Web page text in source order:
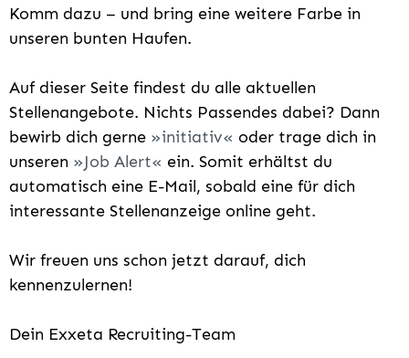
Komm dazu – und bring eine weitere Farbe in
unseren bunten Haufen.
Auf dieser Seite findest du alle aktuellen
Stellenangebote. Nichts Passendes dabei? Dann
bewirb dich gerne
initiativ
oder trage dich in
unseren
Job Alert
ein. Somit erhältst du
automatisch eine E-Mail, sobald eine für dich
interessante Stellenanzeige online geht.
Wir freuen uns schon jetzt darauf, dich
kennenzulernen!
Dein Exxeta Recruiting-Team